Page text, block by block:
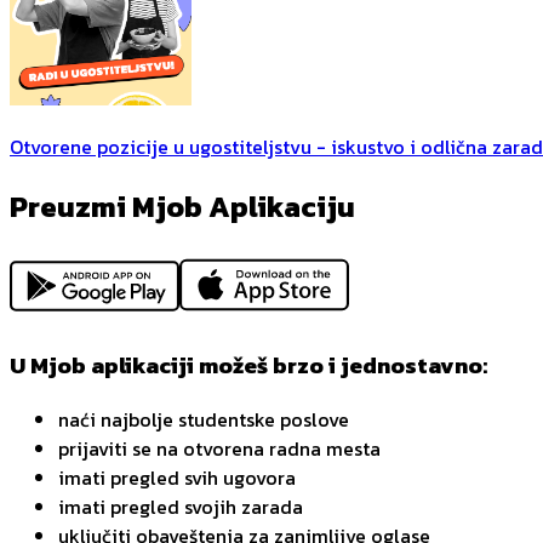
Otvorene pozicije u ugostiteljstvu - iskustvo i odlična
Preuzmi Mjob Aplikaciju
U Mjob aplikaciji možeš brzo i jednostavno:
naći najbolje studentske poslove
prijaviti se na otvorena radna mesta
imati pregled svih ugovora
imati pregled svojih zarada
uključiti obaveštenja za zanimljive oglase